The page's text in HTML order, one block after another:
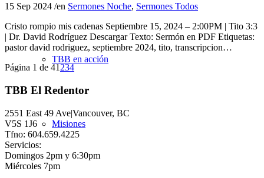
TBB en acción
Misiones
15 Sep 2024 /en Sermones Noche, Sermones Todos
Cristo rompio mis cadenas Septiembre 15, 2024 – 2:00PM | Tito 3:3
| Dr. David Rodríguez Descargar Texto: Sermón en PDF Etiquetas:
pastor david rodriguez, septiembre 2024, tito, transcripcion…
Página 1 de 41 234
TBB El Redentor
2551 East 49 Ave|Vancouver, BC
V5S 1J6
Tfno: 604.659.4225
Servicios:
Domingos 2pm y 6:30pm
Miércoles 7pm